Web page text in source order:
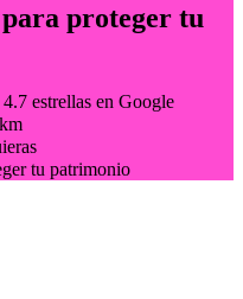
para proteger tu
estrellas en Google
tu patrimonio